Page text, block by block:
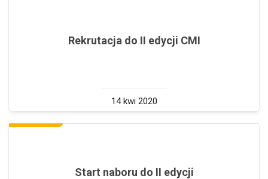
Rekrutacja do II edycji CMI
14 kwi 2020
Start naboru do II edycji